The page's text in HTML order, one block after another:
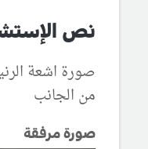
نص
صورة اشعة
من الجانب
صورة مرفقة